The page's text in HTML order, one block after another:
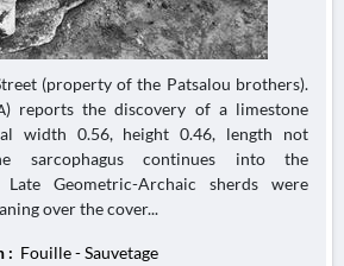
(property of the Patsalou brothers).
reports the discovery of a limestone
width 0.56, height 0.46, length not
sarcophagus continues into the
Geometric-Archaic sherds were
over the cover...
: Fouille - Sauvetage